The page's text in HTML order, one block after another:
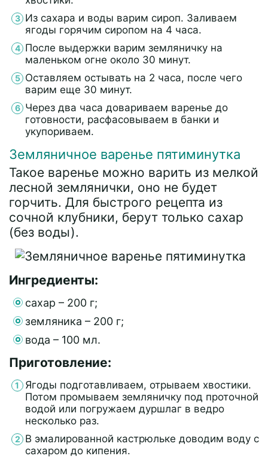
Из сахара и воды варим сироп. Заливаем
ягоды горячим сиропом на 4 часа.
После выдержки варим земляничку на
маленьком огне около 30 минут.
Оставляем остывать на 2 часа, после чего
варим еще 30 минут.
Через два часа довариваем варенье до
готовности, расфасовываем в банки и
укупориваем.
Земляничное варенье пятиминутка
Такое варенье можно варить из мелкой
лесной землянички, оно не будет
горчить. Для быстрого рецепта из
сочной клубники, берут только сахар
(без воды).
Ингредиенты:
сахар – 200 г;
земляника – 200 г;
вода – 100 мл.
Приготовление:
Ягоды подготавливаем, отрываем хвостики.
Потом промываем земляничку под проточной
водой или погружаем дуршлаг в ведро
несколько раз.
В эмалированной кастрюльке доводим воду с
сахаром до кипения.